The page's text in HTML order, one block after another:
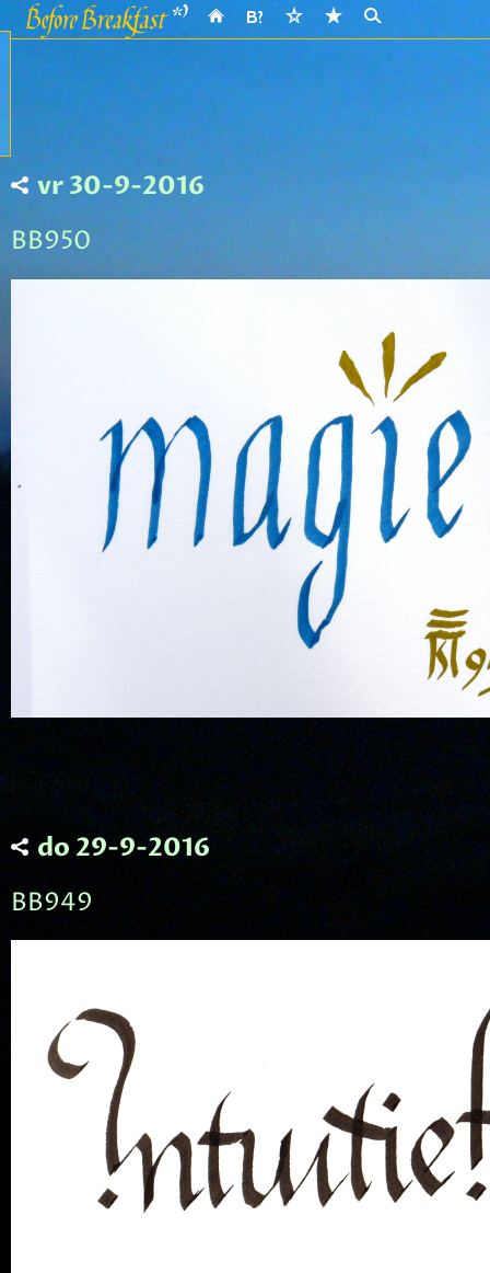
vr 30-9-2016
BB950
do 29-9-2016
BB949